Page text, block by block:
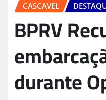
CASCAVEL
BPRV
durante